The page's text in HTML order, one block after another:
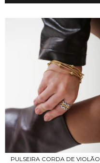
PULSEIRA CORDA DE VIOLÃO